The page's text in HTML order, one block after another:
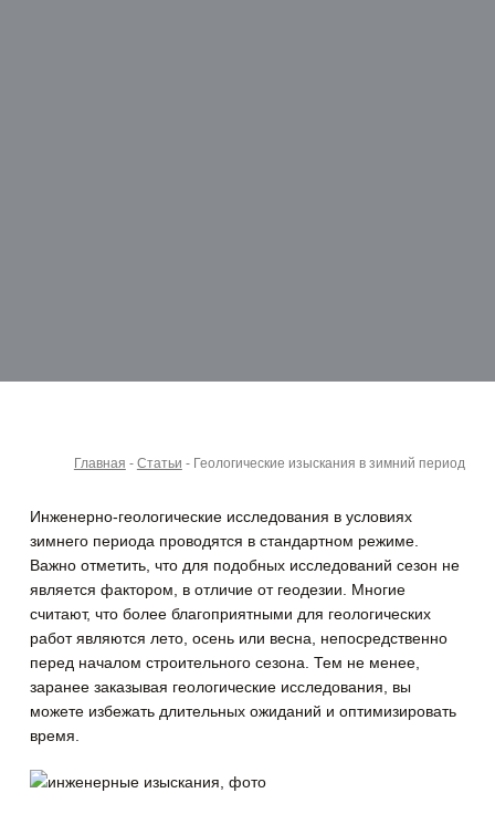
Главная - Статьи - Геологические изыскания в зимний период
Инженерно-геологические исследования в условиях
зимнего периода проводятся в стандартном режиме.
Важно отметить, что для подобных исследований сезон не
является фактором, в отличие от геодезии.
Многие
считают, что более благоприятными для геологических
работ являются лето, осень или весна, непосредственно
перед началом строительного сезона. Тем не менее,
заранее заказывая геологические исследования, вы
можете избежать длительных ожиданий и оптимизировать
время.